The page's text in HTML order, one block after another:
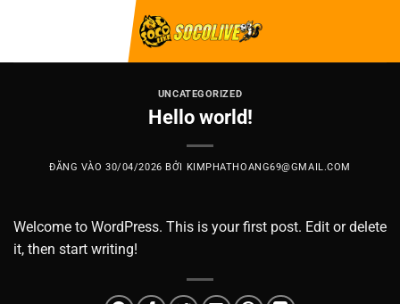
UNCATEGORIZED
Hello world!
ĐĂNG VÀO30/04/2026 BỞI KIMPHATHOANG69@GMAIL.COM
Welcome to WordPress. This is your first post. Edit or delete
it, then start writing!